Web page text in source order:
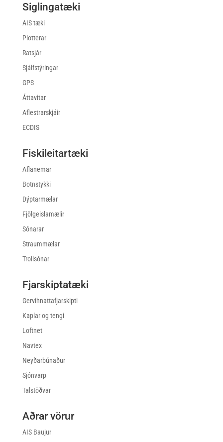
Siglingatæki
AIS tæki
Plotterar
Ratsjár
Sjálfstýringar
GPS
Áttavitar
Aflestrarskjáir
ECDIS
Fiskileitartæki
Aflanemar
Botnstykki
Dýptarmælar
Fjölgeislamælir
Sónarar
Straummælar
Trollsónar
Fjarskiptatæki
Gervihnattafjarskipti
Kaplar og tengi
Loftnet
Navtex
Neyðarbúnaður
Sjónvarp
Talstöðvar
Aðrar vörur
AIS Baujur